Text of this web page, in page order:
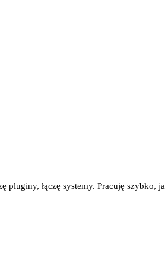
pluginy, łączę systemy. Pracuję